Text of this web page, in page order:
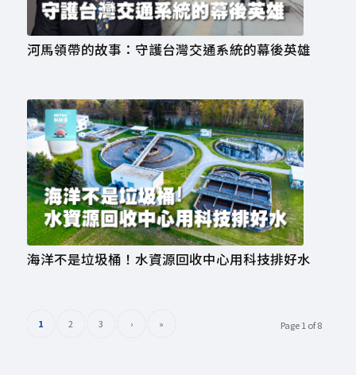
河馬領帶的故事：守護台灣交通系統的幕後英雄
海洋不是垃圾桶！水資源回收中心用科技排好水
Page 1 of 8
1 2 3 › »